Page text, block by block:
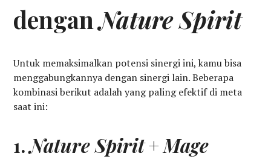
denganNature Spirit
Untuk memaksimalkan potensi sinergi ini, kamu bisa
menggabungkannya dengan sinergi lain. Beberapa
kombinasi berikut adalah yang paling efektif di meta
saat ini:
1.Nature Spirit+Mage